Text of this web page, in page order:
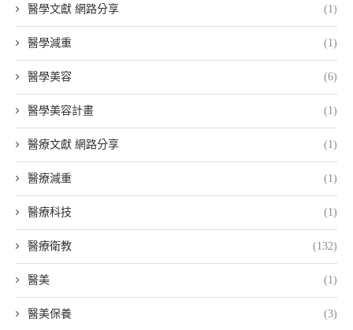
醫學文獻 網路分享 (1)
醫學減重 (1)
醫學美容 (6)
醫學美容計畫 (1)
醫療文獻 網路分享 (1)
醫療減重 (1)
醫療科技 (1)
醫療衛教 (132)
醫美 (1)
醫美保養 (3)